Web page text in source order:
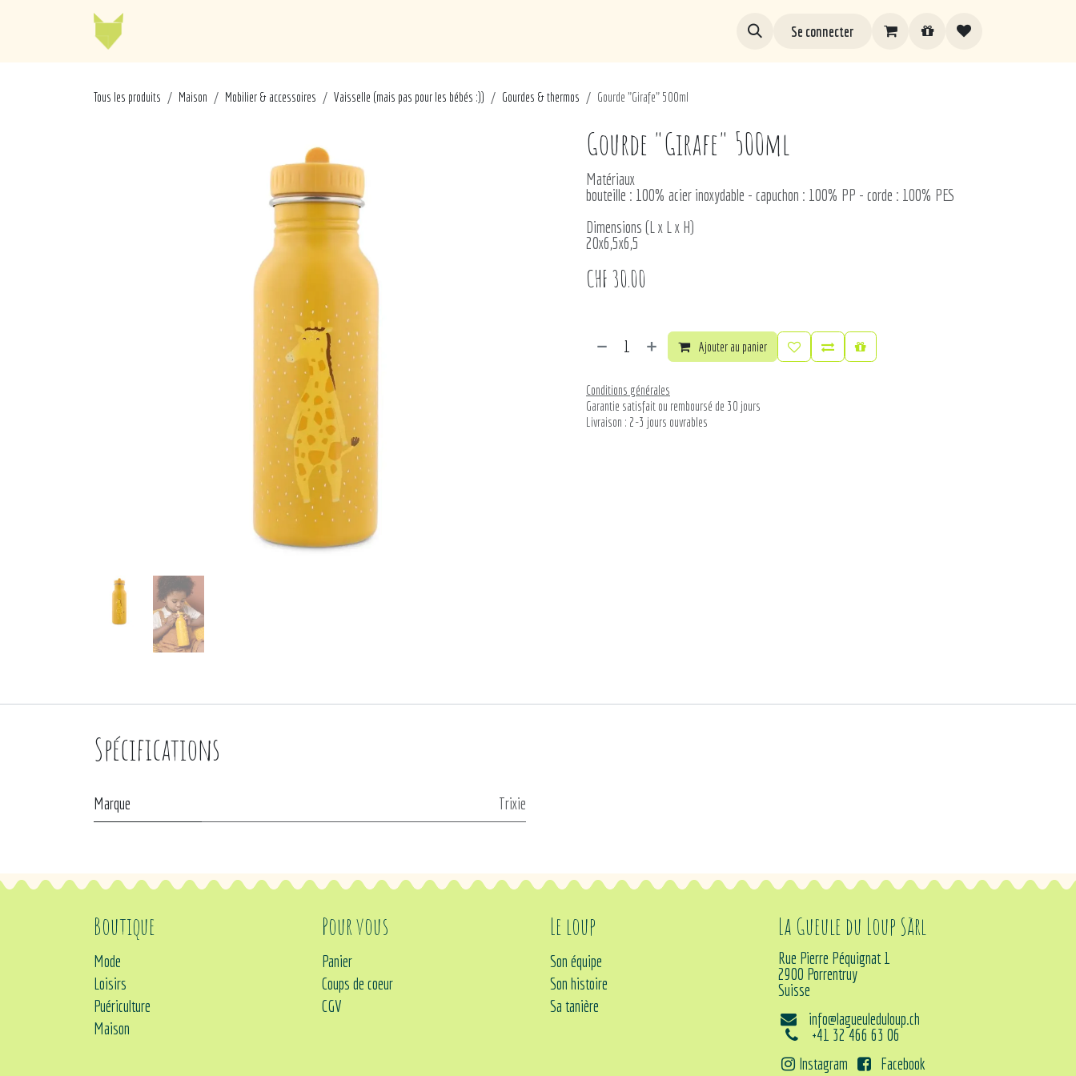
Se connecter
Tous les produits Maison Mobilier & accessoires Vaisselle (mais pas pour les bébés :)) Gourdes & thermos Gourde "Girafe" 500ml
Gourde "Girafe" 500ml
Matériaux
bouteille : 100% acier inoxydable - capuchon : 100% PP - corde : 100% PES
Dimensions (L x L x H)
20x6,5x6,5
CHF30.00
Ajouter au panier
Conditions générales
Garantie satisfait ou remboursé de 30 jours
Livraison : 2-3 jours ouvrables
Spécifications
Marque Trixie
Boutique
Mode
Loisirs
Puériculture
Maison
Pour vous
Panier
Coups de coeur
CGV
Le loup
Son équipe
Son histoire
Sa tanière
La Gueule du Loup Sàrl
Rue Pierre Péquignat 1
2900 Porrentruy
Suisse
info@lagueuleduloup.ch
+41 32 466 63 06
Instagram
Facebook